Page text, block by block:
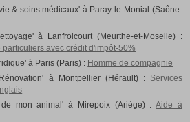
& soins médicaux' à Paray-le-Monial (Saône-
à Lanfroicourt (Meurthe-et-Moselle) :
avec crédit d'impôt-50%
à Paris (Paris) : Homme de compagnie
à Montpellier (Hérault) : Services
de mon animal' à Mirepoix (Ariège) :Aide à